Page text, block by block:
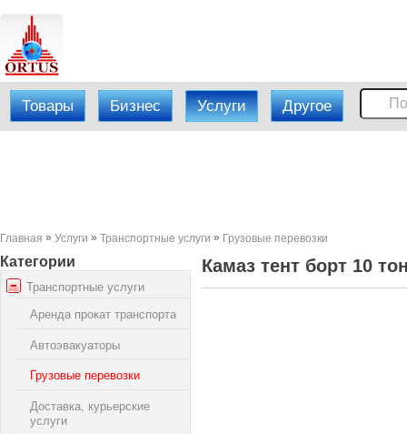
Товары Бизнес Услуги Другое
Главная » Услуги » Транспортные услуги » Грузовые перевозки
Категории
Транспортные услуги
Аренда прокат транспорта
Автоэвакуаторы
Грузовые перевозки
Доставка, курьерские
услуги
Камаз тент борт 10